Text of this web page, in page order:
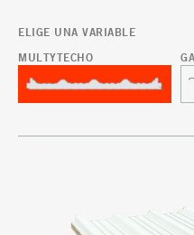
ELIGE UNA VARIABLE
MULTYTECHO